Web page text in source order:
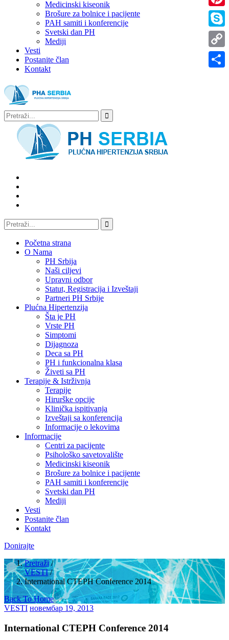
Medicinski kiseonik
Brošure za bolnice i pacijente
PAH samiti i konferencije
Svetski dan PH
Mediji
Vesti
Postanite član
Kontakt
Početna strana
O Nama
PH Srbija
Naši ciljevi
Upravni odbor
Statut, Registracija i Izveštaji
Partneri PH Srbije
Plućna Hipertenzija
Šta je PH
Vrste PH
Simptomi
Dijagnoza
Deca sa PH
PH i funkcionalna klasa
Živeti sa PH
Terapije & Istrživnja
Terapije
Hirurške opcije
Klinička ispitivanja
Izveštaji sa konferencija
Informacije o lekovima
Informacije
Centri za pacijente
Psihološko savetovalište
Medicinski kiseonik
Brošure za bolnice i pacijente
PAH samiti i konferencije
Svetski dan PH
Mediji
Vesti
Postanite član
Kontakt
Donirajte
Pretraži/
VESTI/
International CTEPH Conference 2014
Back To Home
VESTI новембар 19, 2013
International CTEPH Conference 2014
Skype
Copy